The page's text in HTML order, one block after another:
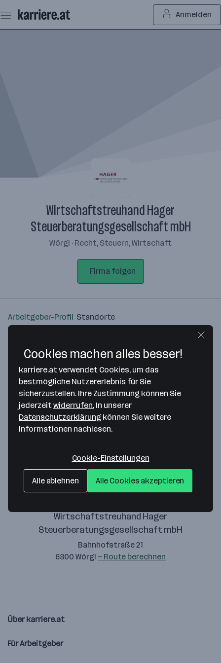
Seiteninhalt
springen
Anmelden
Wirtschaftstreuhand Hager
Steuerberatungsgesellschaft mbH
Wörgl · Recht, Steuern, Wirtschaft
Firma folgen
Arbeitgeber-Profil Standorte
Bitte stimme unseren Cookie-
Richtlinien zu, um diese Karte
anzuzeigen.
Wirtschaftstreuhand Hager
Steuerberatungsgesellschaft mbH
Bahnhofstraße 21
6300 Wörgl — Route berechnen
Über karriere.at
Für Arbeitgeber
Cookies machen alles besser!
karriere.at verwendet Cookies, um das
bestmögliche Nutzererlebnis für Sie
sicherzustellen. Ihre Zustimmung können Sie
jederzeitwiderrufen. In unserer
Datenschutzerklärung können Sie weitere
Informationen nachlesen.
Cookie-Einstellungen
Alle ablehnen Alle Cookies akzeptieren